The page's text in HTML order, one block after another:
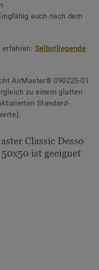
auch nach dem
erfahren: Selbstliegende
AirMaster® 090225-01
zu einem glatten
Standard-
Classic Desso
ist geeignet